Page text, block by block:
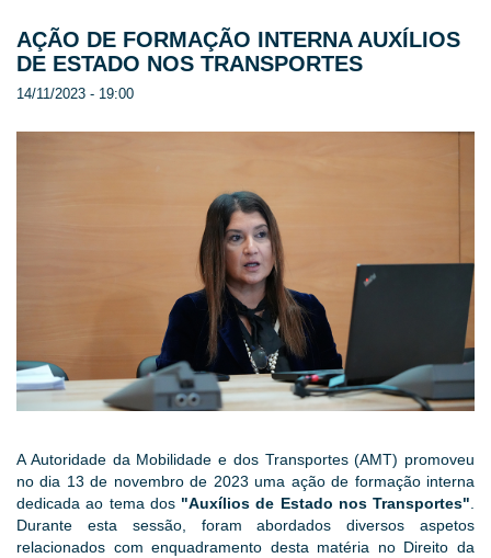
AÇÃO DE FORMAÇÃO INTERNA AUXÍLIOS
DE ESTADO NOS TRANSPORTES
14/11/2023 - 19:00
A Autoridade da Mobilidade e dos Transportes (AMT) promoveu
no dia 13 de novembro de 2023 uma ação de formação interna
dedicada ao tema dos "Auxílios de Estado nos Transportes".
Durante esta sessão, foram abordados diversos aspetos
relacionados com enquadramento desta matéria no Direito da